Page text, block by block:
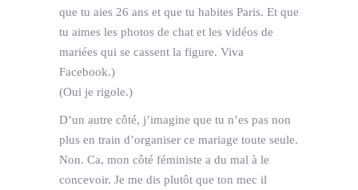
que tu aies 26 ans et que tu habites Paris. Et que
tu aimes les photos de chat et les vidéos de
mariées qui se cassent la figure. Viva
Facebook.)
(Oui je rigole.)
D’un autre côté, j’imagine que tu n’es pas non
plus en train d’organiser ce mariage toute seule.
Non. Ca, mon côté féministe a du mal à le
concevoir. Je me dis plutôt que ton mec il